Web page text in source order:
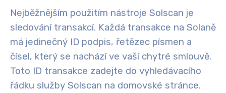
Nejběžnějším použitím nástroje Solscan je
sledování transakcí. Každá transakce na Solaně
má jedinečný ID podpis, řetězec písmen a
čísel, který se nachází ve vaší chytré smlouvě.
Toto ID transakce zadejte do vyhledávacího
řádku služby Solscan na domovské stránce.